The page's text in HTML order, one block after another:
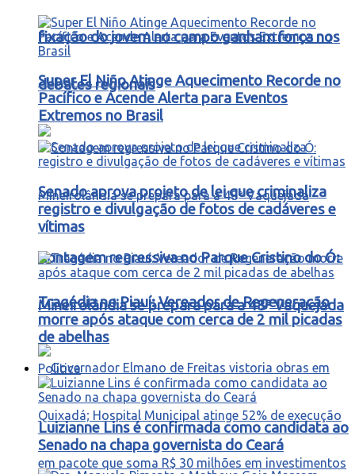
fixação do jovem no campo ganham força nos
debates regionais
Contagem regressiva no Parque Cristino do Ó:
Mineirolândia se prepara para a 48ª Vaquejada
Super El Niño Atinge Aquecimento Recorde no
Pacífico e Acende Alerta para Eventos
Extremos no Brasil
Senado aprova projeto de lei que criminaliza
registro e divulgação de fotos de cadáveres e
vítimas
Tragédia no Piauí: Vereador de Regeneração
morre após ataque com cerca de 2 mil picadas
de abelhas
Política
Luizianne Lins é confirmada como candidata ao
Senado na chapa governista do Ceará